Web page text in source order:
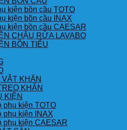
kiện bồn cầu TOTO
kiện bồn cầu INAX
kiện bồn cầu CAESAR
CHẬU RỬA LAVABO
BỒN TIỂU
KHĂN
KHĂN
KIỆN
phụ kiện TOTO
phụ kiện INAX
phụ kiện CAESAR